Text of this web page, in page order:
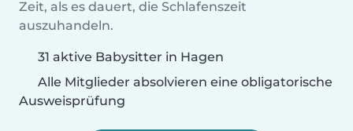
Zeit, als es dauert, die Schlafenszeit
auszuhandeln.
31 aktive Babysitter in Hagen
Alle Mitglieder absolvieren eine obligatorische
Ausweisprüfung